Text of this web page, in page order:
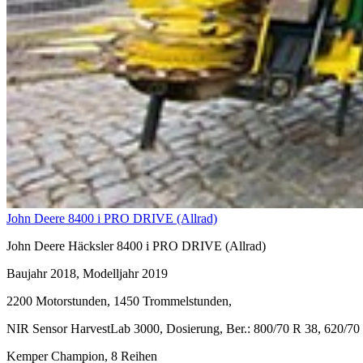
John Deere 8400 i PRO DRIVE (Allrad)
John Deere Häcksler 8400 i PRO DRIVE (Allrad)
Baujahr 2018, Modelljahr 2019
2200 Motorstunden, 1450 Trommelstunden,
NIR Sensor HarvestLab 3000, Dosierung, Ber.: 800/70 R 38, 620/70
Kemper Champion, 8 Reihen